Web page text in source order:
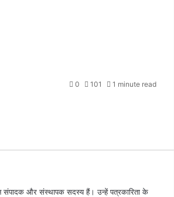
0 101 1 minute read
संपादक और संस्थापक सदस्य हैं। उन्हें पत्रकारिता के